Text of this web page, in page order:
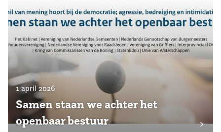
1 april 2026
Samen staan we achter het
openbaar bestuur